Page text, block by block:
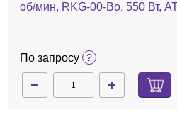
об/мин, RKG-00-Bo, 550 Вт,
По запросу